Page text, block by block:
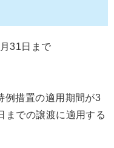
31日まで
例措置の適用期間が3
までの譲渡に適用する